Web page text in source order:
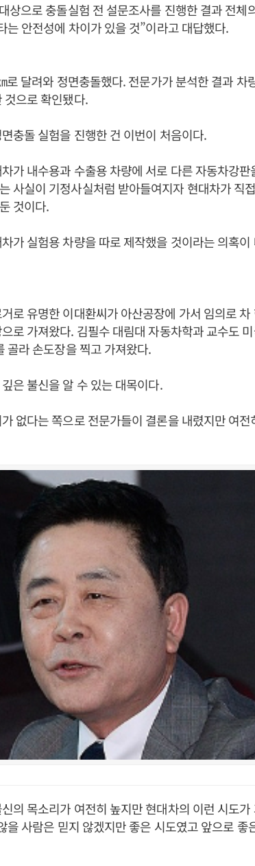
상으로 충돌실험 전 설문조사를 진행한 결과 전체
는 안전성에 차이가 있을 것”이라고 대답했다.
달려와 정면충돌했다. 전문가가 분석한 결과 차
것으로 확인됐다.
충돌 실험을 진행한 건 이번이 처음이다.
가 내수용과 수출용 차량에 서로 다른 자동차강판
사실이 기정사실처럼 받아들여지자 현대차가 직
것이다.
가 실험용 차량을 따로 제작했을 것이라는 의혹이
로 유명한 이대환씨가 아산공장에 가서 임의로 차
로 가져왔다. 김필수 대림대 자동차학과 교수도
골라 손도장을 찍고 가져왔다.
은 불신을 알 수 있는 대목이다.
없다는 쪽으로 전문가들이 결론을 내렸지만 여전
의 목소리가 여전히 높지만 현대차의 이런 시도가
을 사람은 믿지 않겠지만 좋은 시도였고 앞으로 좋